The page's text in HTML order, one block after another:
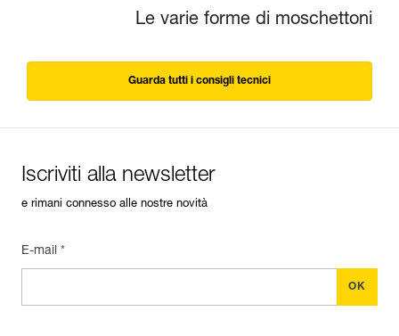
Le varie forme di moschettoni
Guarda tutti i consigli tecnici
Iscriviti alla newsletter
e rimani connesso alle nostre novità
E-mail *